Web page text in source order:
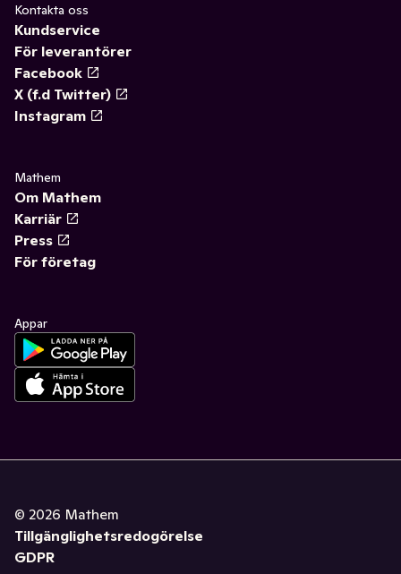
Kontakta oss
Kundservice
För leverantörer
Facebook
X (f.d Twitter)
Instagram
Mathem
Om Mathem
Karriär
Press
För företag
Appar
© 2026 Mathem
Tillgänglighetsredogörelse
GDPR